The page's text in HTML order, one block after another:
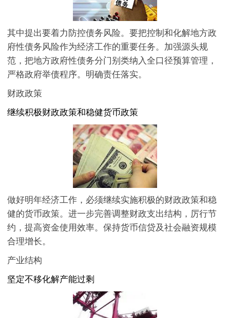
其中提出要着力防控债务风险。要把控制和化解地方政
府性债务风险作为经济工作的重要任务。加强源头规
范，把地方政府性债务分门别类纳入全口径预算管理，
严格政府举债程序。明确责任落实。
财政政策
继续积极财政政策和稳健货币政策
做好明年经济工作，必须继续实施积极的财政政策和稳
健的货币政策。进一步完善调整财政支出结构，厉行节
约，提高资金使用效率。保持货币信贷及社会融资规模
合理增长。
产业结构
坚定不移化解产能过剩